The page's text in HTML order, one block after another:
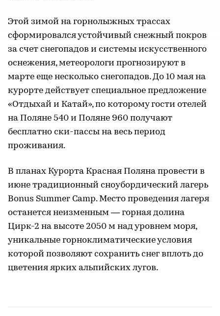
Этой зимой на горнолыжных трассах
сформировался устойчивый снежный покров
за счет снегопадов и системы искусственного
оснежения, метеорологи прогнозируют в
марте еще несколько снегопадов. До 10 мая на
курорте действует специальное предложение
«Отдыхай и Катай», по которому гости отелей
на Поляне 540 и Поляне 960 получают
бесплатно ски-пассы на весь период
проживания.
В планах Курорта Красная Поляна провести в
июне традиционный сноубордический лагерь
Bonus Summer Camp. Место проведения лагеря
останется неизменным — горная долина
Цирк-2 на высоте 2050 м над уровнем моря,
уникальные горноклиматические условия
которой позволяют сохранить снег вплоть до
цветения ярких альпийских лугов.